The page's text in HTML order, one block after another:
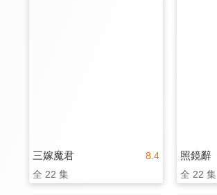
8.4
三嫁魔君
全 22 集
照鏡辭
全 22 集